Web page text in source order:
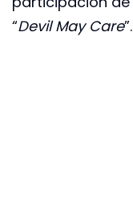
“Devil May Care”.